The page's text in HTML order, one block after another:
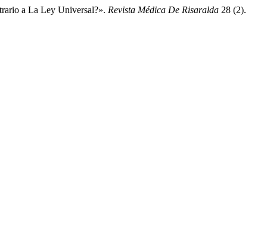
a La Ley Universal?». Revista Médica De Risaralda 28 (2).